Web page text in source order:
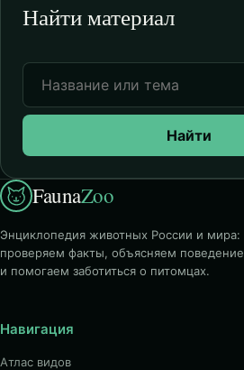
Найти материал
Найти
FaunaZoo
Энциклопедия животных России и мира:
проверяем факты, объясняем поведение
и помогаем заботиться о питомцах.
Навигация
Атлас видов